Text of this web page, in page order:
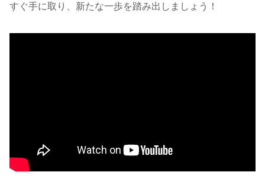
すぐ手に取り、新たな一歩を踏み出しましょう！